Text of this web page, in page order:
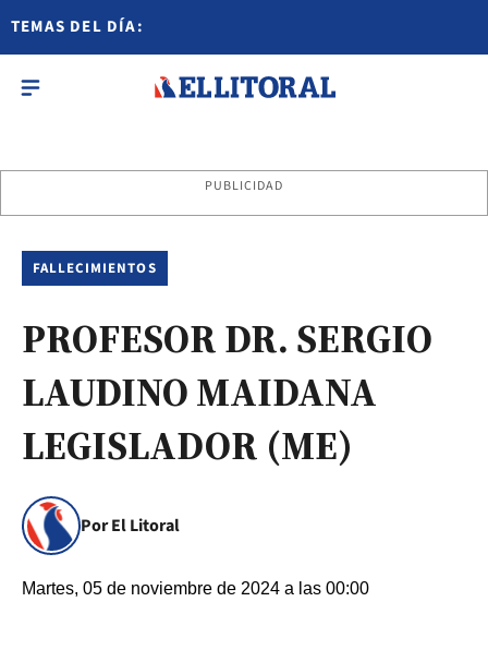
TEMAS DEL DÍA:
PUBLICIDAD
FALLECIMIENTOS
PROFESOR DR. SERGIO
LAUDINO MAIDANA
LEGISLADOR (ME)
Por El Litoral
Martes, 05 de noviembre de 2024 a las 00:00